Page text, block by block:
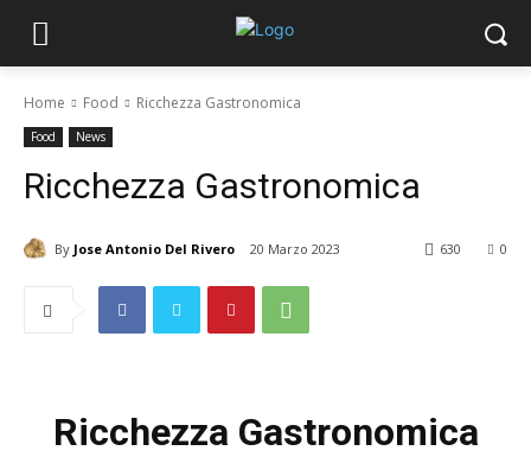
Home Food Ricchezza Gastronomica
Food News
Ricchezza Gastronomica
By Jose Antonio Del Rivero 20 Marzo 2023 0
630
Ricchezza Gastronomica